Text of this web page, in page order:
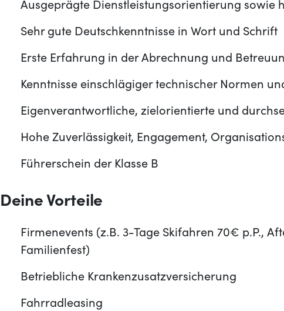
Ausgeprägte Dienstleistungsorientierung sowie
Sehr gute Deutschkenntnisse in Wort und Schrift
Erste Erfahrung in der Abrechnung und
Kenntnisse einschlägiger technischer Normen
Eigenverantwortliche, zielorientierte und
Hohe Zuverlässigkeit, Engagement,
Führerschein der Klasse B
Deine Vorteile
Firmenevents (z.B. 3-Tage Skifahren 70€ p.P.,
Familienfest)
Betriebliche Krankenzusatzversicherung
Fahrradleasing